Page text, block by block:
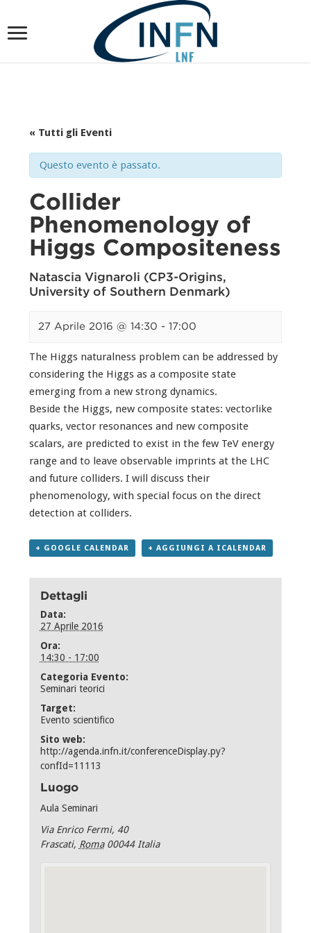
« Tutti gli Eventi
Questo evento è passato.
Collider
Phenomenology of
Higgs Compositeness
Natascia Vignaroli (CP3-Origins,
University of Southern Denmark)
27 Aprile 2016 @ 14:30 -17:00
The Higgs naturalness problem can be addressed by
considering the Higgs as a composite state
emerging from a new strong dynamics.
Beside the Higgs, new composite states: vectorlike
quarks, vector resonances and new composite
scalars, are predicted to exist in the few TeV energy
range and to leave observable imprints at the LHC
and future colliders. I will discuss their
phenomenology, with special focus on the direct
detection at colliders.
+ GOOGLE CALENDAR + AGGIUNGI A ICALENDAR
Dettagli
Data:
27 Aprile 2016
Ora:
14:30 - 17:00
Categoria Evento:
Seminari teorici
Target:
Evento scientifico
Sito web:
http://agenda.infn.it/conferenceDisplay.py?
confId=11113
Luogo
Aula Seminari
Via Enrico Fermi, 40
Frascati, Roma 00044 Italia